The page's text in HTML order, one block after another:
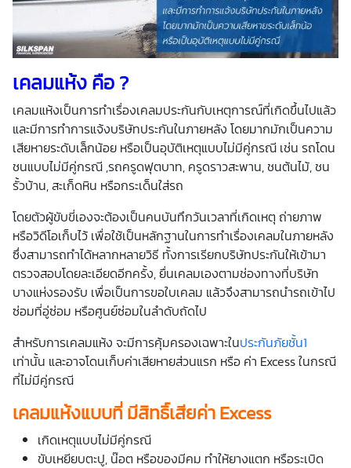
เคลมแห้ง คือ ?
เคลมแห้งเป็นการทำเรื่องเคลมประกันกับเหตุการณ์ที่เกิดขึ้นไปแล้ว
และมีการทำการแจ้งบริษัทประกันในภายหลัง โดยมากมักเป็นความ
เสียหายระดับเล็กน้อย หรือเป็นอุบัติเหตุแบบไม่มีคู่กรณี เช่น รถโดน
ชนแบบไม่มีคู่กรณี ,รถครูดฟุตบาท, ครูดราวสะพาน, ชนต้นไม้, ชน
รั้วบ้าน, สะเก็ดหิน หรือกระเด็นใส่รถ
โดยตัวผู้ขับขี่เองจะต้องเป็นคนบันทึกวันเวลาที่เกิดเหตุ ถ่ายภาพ
หรือวิดีโอเก็บไว้ เพื่อใช้เป็นหลักฐานในการทำเรื่องเคลมในภายหลัง
ซึ่งสามารถทำได้หลากหลายวิธี ทั้งการเรียกบริษัทประกันให้เข้ามา
ตรวจสอบโดยละเอียดอีกครั้ง, ยื่นเคลมเองตามช่องทางที่บริษัท
บางแห่งรองรับ เพื่อเป็นการขอใบเคลม แล้วจึงสามารถนำรถเข้าไป
ซ่อมที่อู่ซ่อม หรือศูนย์ซ่อมในลำดับถัดไป
สำหรับการเคลมแห้ง จะมีการคุ้มครองเฉพาะในประกันภัยชั้น1
เท่านั้น และอาจโดนเก็บค่าเสียหายส่วนแรก หรือ ค่า Excess ในกรณี
ที่ไม่มีคู่กรณี
เคลมแห้งแบบที่ มีสิทธิ์เสียค่า Excess
เกิดเหตุแบบไม่มีคู่กรณี
ขับเหยียบตะปู, น๊อต หรือของมีคม ทำให้ยางแตก หรือระเบิด